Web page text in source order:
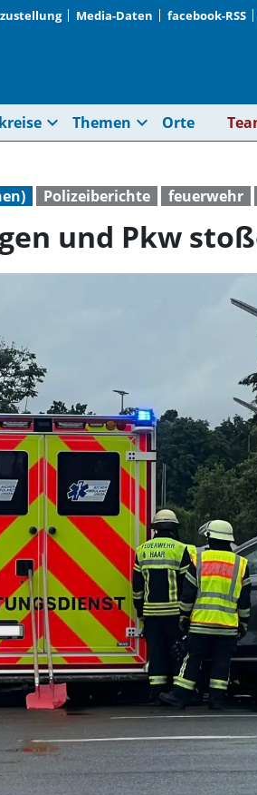
Media-Daten facebook-RSS
expand_more Themen expand_more Orte
Polizeiberichte feuerwehr
und Pkw